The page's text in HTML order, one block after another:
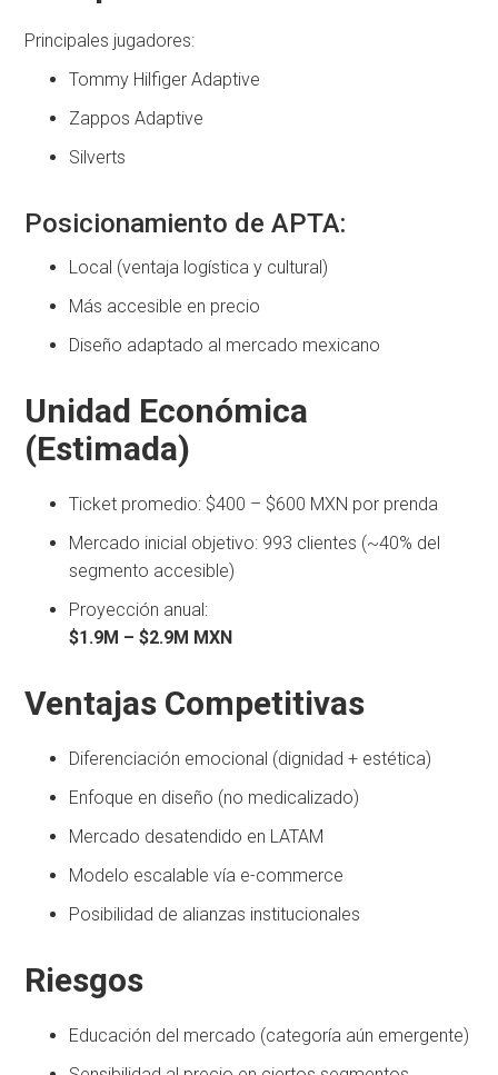
Principales jugadores:
Tommy Hilfiger Adaptive
Zappos Adaptive
Silverts
Posicionamiento de APTA:
Local (ventaja logística y cultural)
Más accesible en precio
Diseño adaptado al mercado mexicano
Unidad Económica
(Estimada)
Ticket promedio: $400 – $600 MXN por prenda
Mercado inicial objetivo: 993 clientes (~40% del
segmento accesible)
Proyección anual:
$1.9M – $2.9M MXN
Ventajas Competitivas
Diferenciación emocional (dignidad + estética)
Enfoque en diseño (no medicalizado)
Mercado desatendido en LATAM
Modelo escalable vía e-commerce
Posibilidad de alianzas institucionales
Riesgos
Educación del mercado (categoría aún emergente)